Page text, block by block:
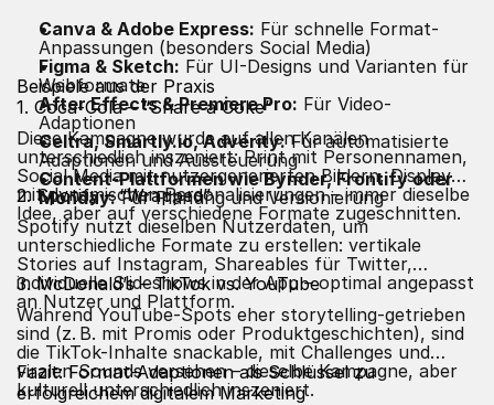
Canva & Adobe Express: Für schnelle Format-
Anpassungen (besonders Social Media)
Figma & Sketch: Für UI-Designs und Varianten für
Webformate
After Effects & Premiere Pro: Für Video-
Adaptionen
Celtra, Smartly.io, Adverity:Für automatisierte
Adaptionen und Aussteuerung
Content-Plattformen wie Bynder, Frontify oder
Monday:Für Planung und Versionierung
Beispiele aus der Praxis
1. Coca-Cola – “Share a Coke”
Diese Kampagne wurde auf allen Kanälen
unterschiedlich inszeniert: Print mit Personennamen,
Social Media mit nutzergenerierten Bildern, Display
mit dynamischen Personalisierungen – immer dieselbe
Idee, aber auf verschiedene Formate zugeschnitten.
2. Spotify – “Wrapped”
Spotify nutzt dieselben Nutzerdaten, um
unterschiedliche Formate zu erstellen: vertikale
Stories auf Instagram, Shareables für Twitter,
individuelle Slideshows in der App – optimal angepasst
an Nutzer und Plattform.
3. McDonald’s – TikTok vs. YouTube
Während YouTube-Spots eher storytelling-getrieben
sind (z. B. mit Promis oder Produktgeschichten), sind
die TikTok-Inhalte snackable, mit Challenges und
viralen Sounds versehen – dieselbe Kampagne, aber
kulturell unterschiedlich inszeniert.
Fazit: Format-Adaptionen als Schlüssel zu
erfolgreichem digitalem Marketing